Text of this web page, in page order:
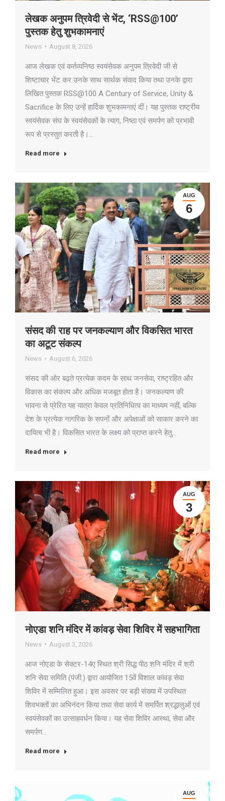
लेखक अनुपम त्रिवेदी से भेंट, ‘RSS@100’
पुस्तक हेतु शुभकामनाएं
News August 8, 2026
आज लेखक एवं कर्तव्यनिष्ठ स्वयंसेवक अनुपम त्रिवेदी जी से
शिष्टाचार भेंट कर उनके साथ सार्थक संवाद किया तथा उनके द्वारा
लिखित पुस्तक RSS@100 A Century of Service, Unity &
Sacrifice के लिए उन्हें हार्दिक शुभकामनाएं दीं। यह पुस्तक राष्ट्रीय
स्वयंसेवक संघ के स्वयंसेवकों के त्याग, निष्ठा एवं समर्पण को प्रभावी
रूप से प्रस्तुत करती है।…
Read more
AUG
6
संसद की राह पर जनकल्याण और विकसित भारत
का अटूट संकल्प
News August 6, 2026
संसद की ओर बढ़ते प्रत्येक कदम के साथ जनसेवा, राष्ट्रहित और
विकास का संकल्प और अधिक मजबूत होता है। जनकल्याण की
भावना से प्रेरित यह यात्रा केवल प्रतिनिधित्व का माध्यम नहीं, बल्कि
देश के प्रत्येक नागरिक के सपनों और अपेक्षाओं को साकार करने का
दायित्व भी है। विकसित भारत के लक्ष्य को प्राप्त करने हेतु…
Read more
AUG
3
नोएडा शनि मंदिर में कांवड़ सेवा शिविर में सहभागिता
News August 3, 2026
आज नोएडा के सेक्टर-14ए स्थित श्री सिद्ध पीठ शनि मंदिर में श्री
शनि सेवा समिति (पंजी.) द्वारा आयोजित 15वें विशाल कांवड़ सेवा
शिविर में सम्मिलित हुआ। इस अवसर पर बड़ी संख्या में उपस्थित
शिवभक्तों का अभिनंदन किया तथा सेवा कार्य में समर्पित श्रद्धालुओं एवं
स्वयंसेवकों का उत्साहवर्धन किया। यह सेवा शिविर आस्था, सेवा और
समर्पण…
Read more
AUG